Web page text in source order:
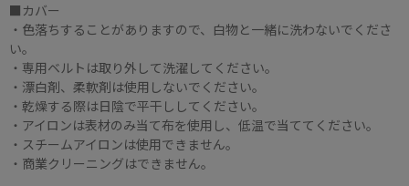
■カバー
・色落ちすることがありますので、白物と一緒に洗わないでくださ
い。
・専用ベルトは取り外して洗濯してください。
・漂白剤、柔軟剤は使用しないでください。
・乾燥する際は日陰で平干ししてください。
・アイロンは表材のみ当て布を使用し、低温で当ててください。
・スチームアイロンは使用できません。
・商業クリーニングはできません。